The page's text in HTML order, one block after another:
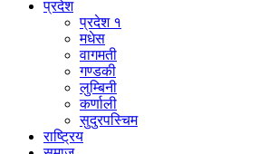
प्रदेश
प्रदेश १
मधेस
वागमती
गण्डकी
लुम्बिनी
कर्णाली
सुदुरपस्चिम
राष्ट्रिय